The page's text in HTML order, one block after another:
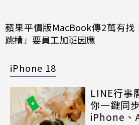
蘋果平價版MacBook傳2萬有
跳槽」要員工加班因應
iPhone 18
LINE行事
你一鍵同
iPhone、